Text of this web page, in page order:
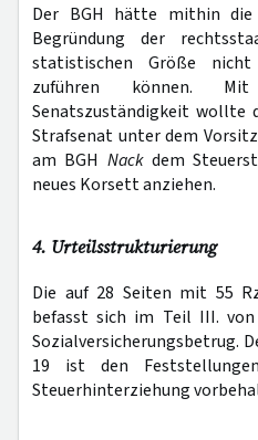
Der BGH hätte mithin die
Begründung der
statistischen Größe nicht
zuführen können.
Senatszuständigkeit wollte
Strafsenat unter dem
am BGH Nackdem
neues Korsett anziehen.
4. Urteilsstrukturierung
Die auf 28 Seiten mit 55
befasst sich im Teil III.
Sozialversicherungsbetrug.
19 ist den
Steuerhinterziehung